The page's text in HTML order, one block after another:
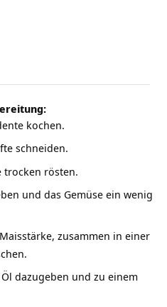
kochen.
schneiden.
trocken rösten.
und das Gemüse ein wenig
zusammen in einer
dazugeben und zu einem